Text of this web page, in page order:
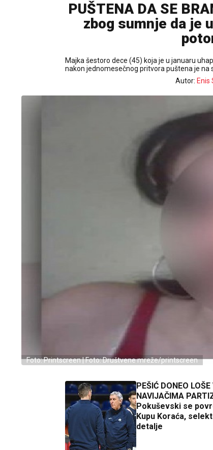
PUŠTENA DA SE
zbog sumnje da je
Majka šestoro dece (45) koja je u januaru
nakon jednomesečnog pritvora puštena je
Autor: Enis
Foto: Printscreen | Foto: Društvene mreže/printscreen
PEŠIĆ DONEO
NAVIJAČIMA
Pokuševski se
Kupu Koraća,
detalje